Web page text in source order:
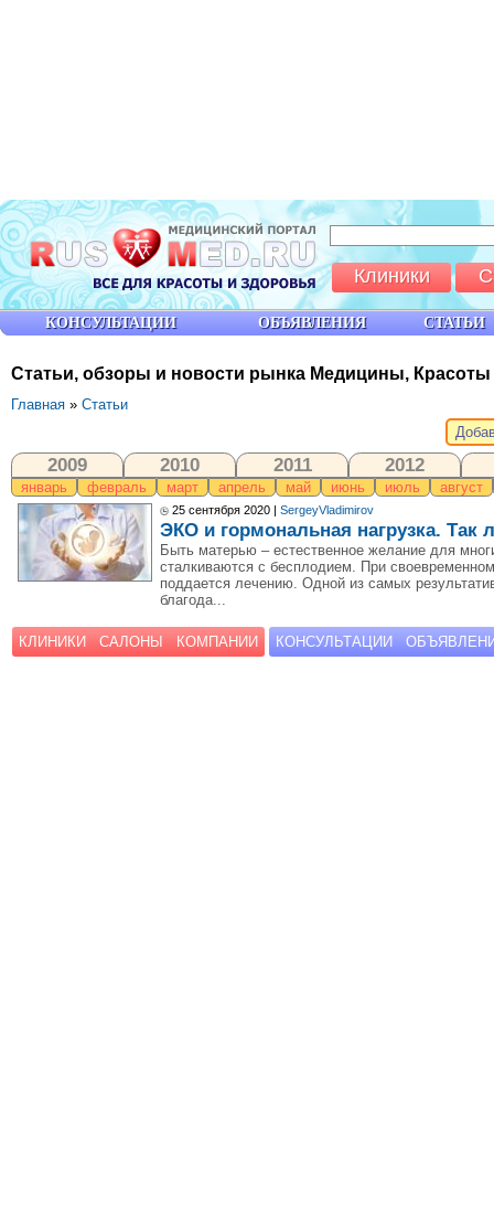
Статьи, обзоры и новости рынка Медицины,
Главная » Статьи
2009 2010 2011 2012
январь февраль март апрель май июнь июль август
25 сентября 2020 | SergeyVladimirov
ЭКО и гормональная нагрузка. Так
Быть матерью – естественное желание для
сталкиваются с бесплодием. При
поддается лечению. Одной из самых
благода...
КЛИНИКИ САЛОНЫ КОМПАНИИ КОНСУЛЬТАЦИИ
КОНСУЛЬТАЦИИ ОБЪЯВЛЕНИЯ СТАТЬИ
Клиники